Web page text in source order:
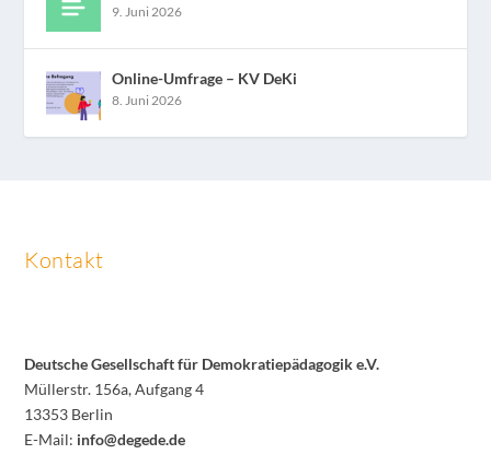
9. Juni 2026
Online-Umfrage – KV DeKi
8. Juni 2026
Kontakt
Deutsche Gesellschaft für Demokratiepädagogik e.V.
Müllerstr. 156a, Aufgang 4
13353 Berlin
E-Mail: info@degede.de